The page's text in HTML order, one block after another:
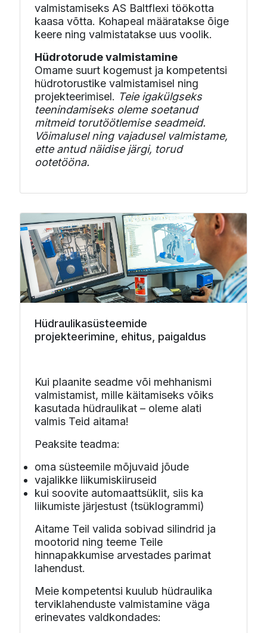
valmistamiseks AS Baltflexi töökotta
kaasa võtta. Kohapeal määratakse õige
keere ning valmistatakse uus voolik.
Hüdrotorude valmistamine
Omame suurt kogemust ja kompetentsi
hüdrotorustike valmistamisel ning
projekteerimisel. Teie igakülgseks
teenindamiseks oleme soetanud
mitmeid torutöötlemise seadmeid.
Võimalusel ning vajadusel valmistame,
ette antud näidise järgi, torud
ootetööna.
Hüdraulikasüsteemide
projekteerimine, ehitus, paigaldus
Kui plaanite seadme või mehhanismi
valmistamist, mille käitamiseks võiks
kasutada hüdraulikat – oleme alati
valmis Teid aitama!
Peaksite teadma:
oma süsteemile mõjuvaid jõude
vajalikke liikumiskiiruseid
kui soovite automaattsüklit, siis ka
liikumiste järjestust (tsüklogrammi)
Aitame Teil valida sobivad silindrid ja
mootorid ning teeme Teile
hinnapakkumise arvestades parimat
lahendust.
Meie kompetentsi kuulub hüdraulika
terviklahenduste valmistamine väga
erinevates valdkondades: